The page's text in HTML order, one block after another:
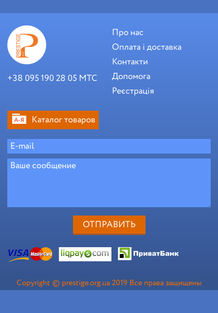
+38 095 190 28 05 МТС
Про нас
Оплата і доставка
Контакти
Допомога
Реєстрація
Каталог товаров
Copyright © prestige.org.ua 2019 Все права защищены